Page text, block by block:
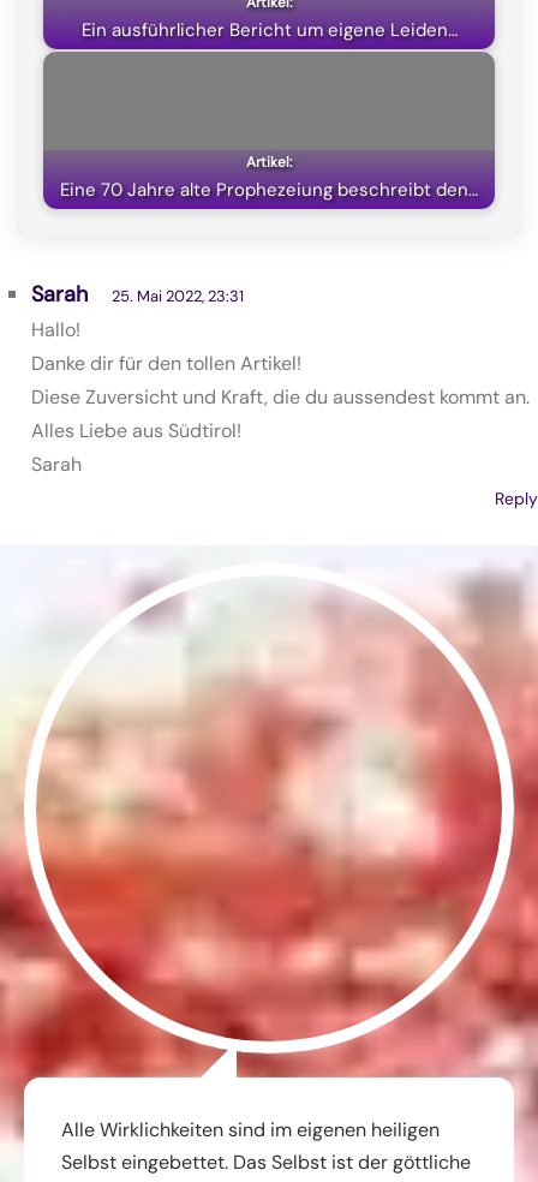
Ein ausführlicher Bericht um eigene Leiden…
Eine 70 Jahre alte Prophezeiung beschreibt den…
Sarah 25. Mai 2022, 23:31
Hallo!
Danke dir für den tollen Artikel!
Diese Zuversicht und Kraft, die du aussendest kommt an.
Alles Liebe aus Südtirol!
Sarah
Reply
Alle Wirklichkeiten sind im eigenen heiligen
Selbst eingebettet. Das Selbst ist der göttliche